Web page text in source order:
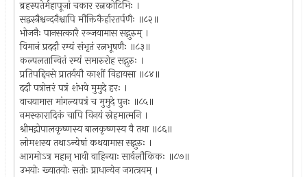
ब्रहस्पतेर्महापूजां चकार रत्नकोटिभिः ।
सद्वस्त्रैश्चन्दनैश्चापि मौक्तिकैर्हारतर्पणैः ॥८२॥
भोजनैः पानसत्कारै रञ्जयामास सद्गुरुम् ।
विमानं प्रददौ रम्यं संभृतं रत्नभूषणैः ॥८३॥
कल्पलतान्वितं रम्यं समारुरोह सद्गुरुः ।
प्रतिपद्दिवसे प्रातर्ययौ काशीं विहायसा ॥८४॥
ददौ पत्रोत्तरं पत्रं शंभवे मुमुदे हरः ।
वाचयामास मांगल्यपत्रं च मुमुदे पुनः ॥८५॥
नमस्कारादिकं चापि विनयं स्नेहमात्मनि ।
श्रीमद्गोपालकृष्णस्य बालकृष्णस्य वै तथा ॥८६॥
लोमशस्य तथाऽन्येषां कथयामास सद्गुरुः ।
आगमोऽत्र महान् भावी वाहिन्याः सार्वलौकिकः ॥८७॥
उभयोः ख्यातयोः सतोः प्राधान्येन जगत्त्रयम् ।